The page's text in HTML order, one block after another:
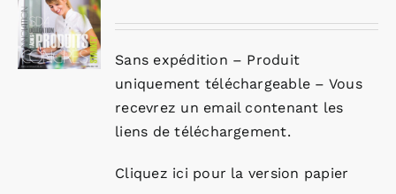
Sans expédition – Produit
uniquement téléchargeable – Vous
recevrez un email contenant les
liens de téléchargement.
Cliquez ici pour la version papier